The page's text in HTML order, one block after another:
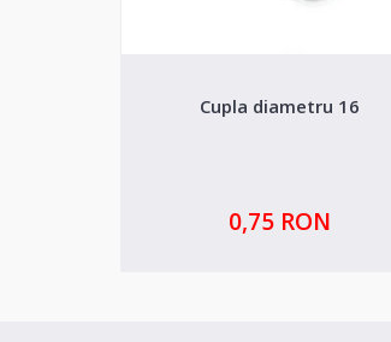
Cupla diametru 16
0,75 RON